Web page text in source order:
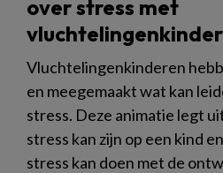
over stress met
Vluchtelingenkinderen
en meegemaakt wat kan
stress. Deze animatie legt
stress kan zijn op een kind
stress kan doen met de